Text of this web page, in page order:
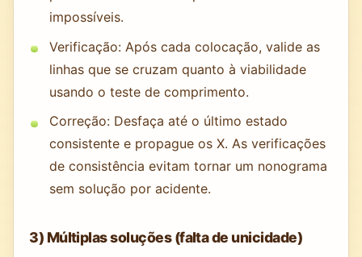
impossíveis.
Verificação: Após cada colocação, valide as
linhas que se cruzam quanto à viabilidade
usando o teste de comprimento.
Correção: Desfaça até o último estado
consistente e propague os X. As verificações
de consistência evitam tornar um nonograma
sem solução por acidente.
3) Múltiplas soluções (falta de unicidade)